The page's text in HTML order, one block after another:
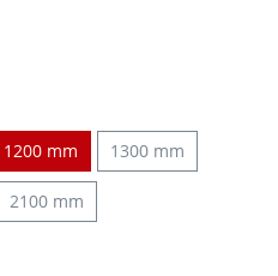
1200 mm 1300 mm
2100 mm